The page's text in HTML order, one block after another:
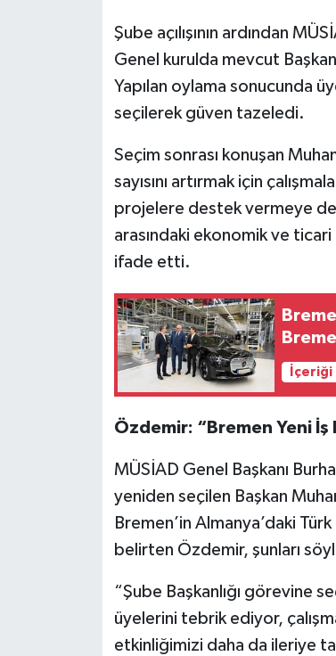
Şube açılışının ardından
Genel kurulda mevcut
Yapılan oylama sonucunda
seçilerek güven tazeledi.
Seçim sonrası konuşan
sayısını artırmak için
projelere destek vermeye
arasındaki ekonomik ve
ifade etti.
Özdemir: “Bremen Yeni
MÜSİAD Genel Başkanı
yeniden seçilen Başkan
Bremen’in Almanya’daki
belirten Özdemir, şunları
“Şube Başkanlığı görevine
üyelerini tebrik ediyor,
etkinliğimizi daha da ileriye